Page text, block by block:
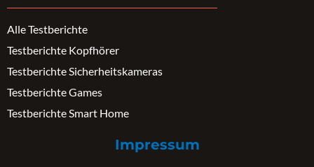
Alle Testberichte
Testberichte Kopfhörer
Testberichte Sicherheitskameras
Testberichte Games
Testberichte Smart Home
Impressum